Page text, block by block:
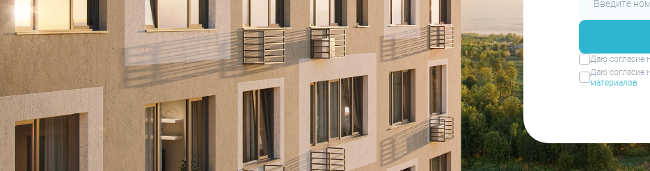
Даю согласие
Даю согласие
материалов